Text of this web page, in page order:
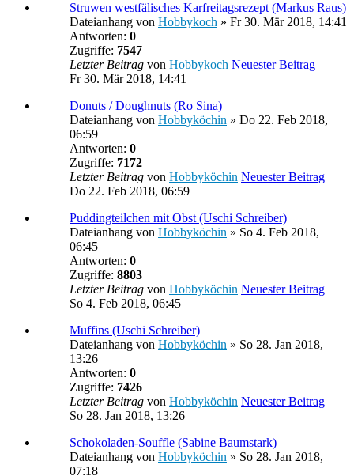
Struwen westfälisches Karfreitagsrezept (Markus Raus)
Dateianhang von Hobbykoch » Fr 30. Mär 2018, 14:41
Antworten: 0
Zugriffe: 7547
Letzter Beitrag von Hobbykoch Neuester Beitrag
Fr 30. Mär 2018, 14:41
Donuts / Doughnuts (Ro Sina)
Dateianhang von Hobbyköchin » Do 22. Feb 2018,
06:59
Antworten: 0
Zugriffe: 7172
Letzter Beitrag von Hobbyköchin Neuester Beitrag
Do 22. Feb 2018, 06:59
Puddingteilchen mit Obst (Uschi Schreiber)
Dateianhang von Hobbyköchin » So 4. Feb 2018,
06:45
Antworten: 0
Zugriffe: 8803
Letzter Beitrag von Hobbyköchin Neuester Beitrag
So 4. Feb 2018, 06:45
Muffins (Uschi Schreiber)
Dateianhang von Hobbyköchin » So 28. Jan 2018,
13:26
Antworten: 0
Zugriffe: 7426
Letzter Beitrag von Hobbyköchin Neuester Beitrag
So 28. Jan 2018, 13:26
Schokoladen-Souffle (Sabine Baumstark)
Dateianhang von Hobbyköchin » So 28. Jan 2018,
07:18